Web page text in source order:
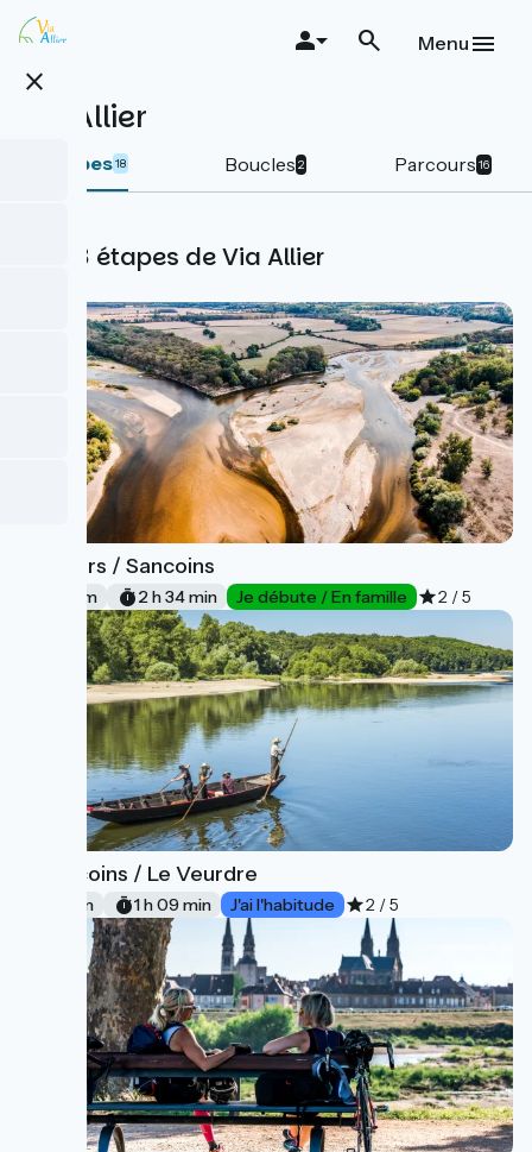
Aller
au
principal
close
Menu
Via Allier
Etapes18 Boucles2 Parcours16
Les 18 étapes de Via Allier
Nevers / Sancoins
39 km 2 h 34 min Je débute / En famille 2 / 5
Sancoins / Le Veurdre
17 km 1 h 09 min J'ai l'habitude 2 / 5